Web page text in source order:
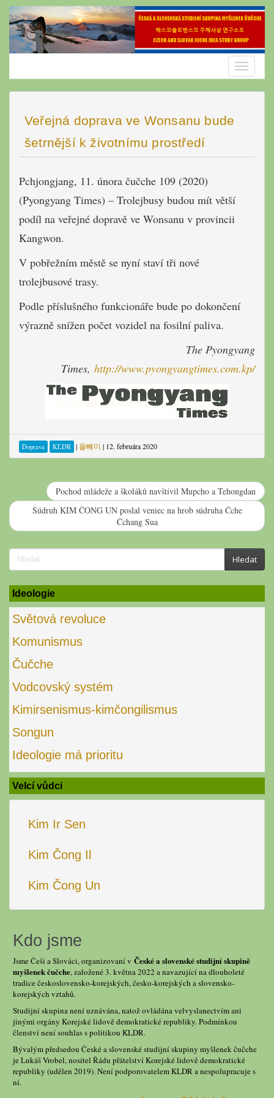
Skip
content
Toggle
Veřejná doprava ve Wonsanu bude
šetrnější k životnímu prostředí
Pchjongjang, 11. února čučche 109 (2020)
(Pyongyang Times) – Trolejbusy budou mít větší
podíl na veřejné dopravě ve Wonsanu v provincii
Kangwon.
V pobřežním městě se nyní staví tři nové
trolejbusové trasy.
Podle příslušného funkcionáře bude po dokončení
výrazně snížen počet vozidel na fosilní paliva.
The Pyongyang
Times, http://www.pyongyangtimes.com.kp/
Doprava KĽDR | 올빼미 | 12. februára 2020
Pochod mládeže a školáků navštívil Mupcho a Tehongdan
Súdruh KIM ČONG UN poslal veniec na hrob súdruha Čche
Čchang Sua
Search
for:
Hledat
Ideologie
Světová revoluce
Komunismus
Čučche
Vodcovský systém
Kimirsenismus-kimčongilismus
Songun
Ideologie má prioritu
Velcí vůdci
Kim Ir Sen
Kim Čong Il
Kim Čong Un
Kdo jsme
Jsme Češi a Slováci, organizovaní v České a slovenské studijní skupině
myšlenek čučche, založené 3. května 2022 a navazující na dlouholeté
tradice československo-korejských, česko-korejských a slovensko-
korejských vztahů.
Studijní skupina není uznávána, natož ovládána velvyslanectvím ani
jinými orgány Korejské lidově demokratické republiky. Podmínkou
členství není souhlas s politikou KLDR.
Bývalým předsedou České a slovenské studijní skupiny myšlenek čučche
je Lukáš Vrobel, nositel Řádu přátelství Korejské lidově demokratické
republiky (udělen 2019). Není podporovatelem KLDR a nespolupracuje s
ní.